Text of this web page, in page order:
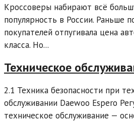
Кроссоверы набирают всё
популярность в России. Раньше
покупателей отпугивала цена
класса. Но...
Техническое
2.1 Техника безопасности при
обслуживании Daewoo Espero
техническое обслуживание —